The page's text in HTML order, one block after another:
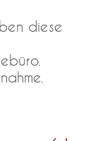
diese